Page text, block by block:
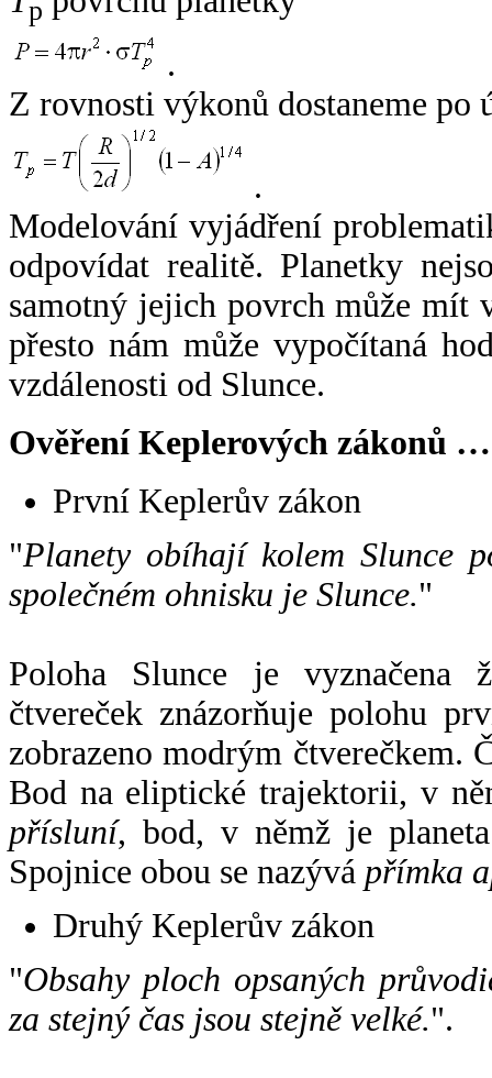
p
.
Z rovnosti výkonů dostaneme po
.
Modelování vyjádření
odpovídat realitě. Planetky
samotný jejich povrch může mít
přesto nám může vypočítaná
vzdálenosti od Slunce.
Ověření Keplerových zákonů …
První Keplerův zákon
"Planety obíhají kolem Slunce
společném ohnisku je Slunce."
Poloha Slunce je vyznačena
čtvereček znázorňuje polohu
zobrazeno modrým čtverečkem.
Bod na eliptické trajektorii, v
přísluní, bod, v němž je
Spojnice obou se nazývá přímka
Druhý Keplerův zákon
"Obsahy ploch opsaných
za stejný čas jsou stejně velké.".